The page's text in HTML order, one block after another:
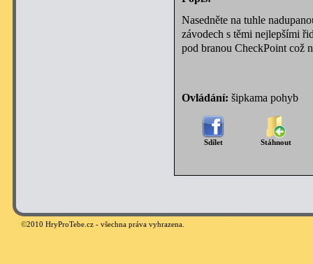
Nasedněte na tuhle
závodech s těmi nejlepšími
pod branou CheckPoint což
Ovládání: šipkama pohyb
Sdílet Stáhnout
©2010 HryProTebe.cz - všechna práva vyhrazena.